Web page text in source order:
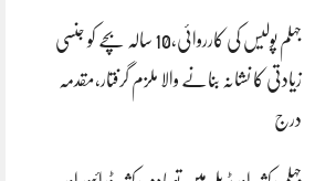
جہلم پولیس کی کارروائی،10 سالہ بچے کو جنسی
زیادتی کا نشانہ بنانے والا ملزم گرفتار،مقدمہ
درج